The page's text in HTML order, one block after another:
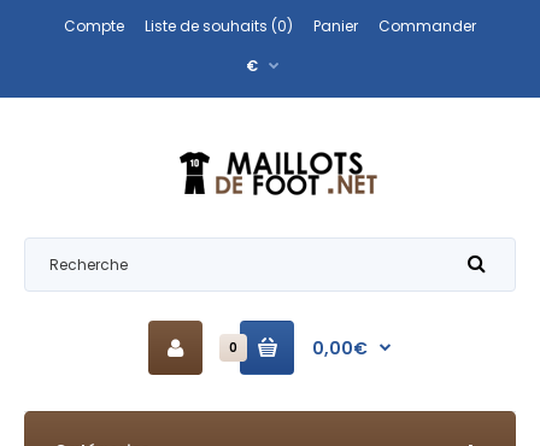
Compte Liste de souhaits (0) Panier
Commander
€
0 0,00€